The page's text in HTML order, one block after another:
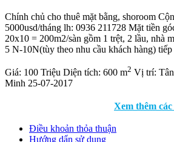
Chính chủ cho thuê mặt bằng, shoroom
5000usd/tháng lh: 0936 211728 Mặt tiền
20x10 = 200m2/sàn gồm 1 trệt, 2 lầu, nhà
5 N-10N(tùy theo nhu cầu khách hàng)
Giá: 100 Triệu Diện tích: 600 m2 Vị trí:
Minh 25-07-2017
Xem thêm
Điều khoản thỏa thuận
Hướng dẩn sử dụng